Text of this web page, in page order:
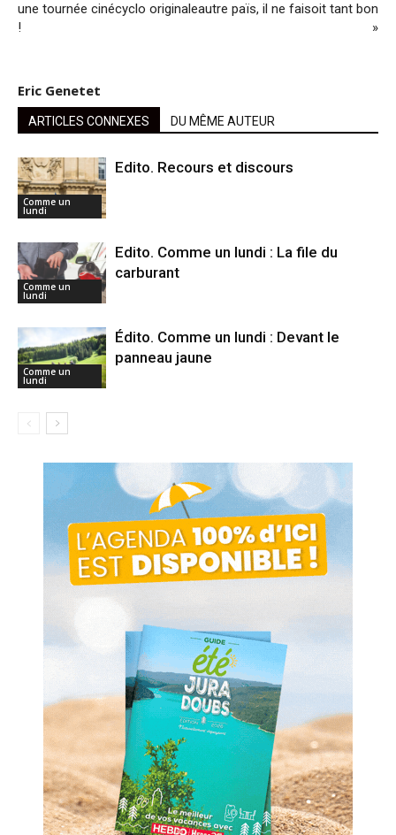
une tournée cinécyclo originale
!
autre païs, il ne faisoit tant bon
»
Eric Genetet
ARTICLES CONNEXES DU MÊME AUTEUR
Comme un
lundi
Edito. Recours et discours
Comme un
lundi
Edito. Comme un lundi : La file du
carburant
Comme un
lundi
Édito. Comme un lundi : Devant le
panneau jaune